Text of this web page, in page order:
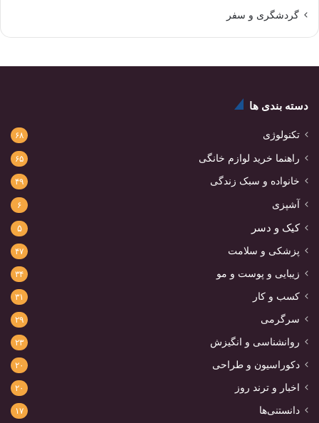
گردشگری و سفر
دسته بندی ها
تکنولوژی ۶۸
راهنما خرید لوازم خانگی ۶۵
خانواده و سبک زندگی ۴۹
آشپزی ۶
کیک و دسر ۵
پزشکی و سلامت ۴۷
زیبایی و پوست و مو ۳۴
کسب و کار ۳۱
سرگرمی ۲۹
روانشناسی و انگیزش ۲۳
دکوراسیون و طراحی ۲۰
اخبار و ترند روز ۲۰
دانستنی‌ها ۱۷